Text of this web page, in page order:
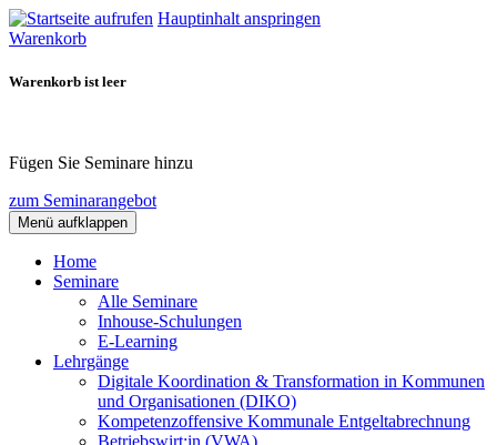
Hauptinhalt anspringen
Warenkorb
Warenkorb ist leer
Fügen Sie Seminare hinzu
zum Seminarangebot
Menü aufklappen
Home
Seminare
Alle Seminare
Inhouse-Schulungen
E-Learning
Lehrgänge
Digitale Koordination & Transformation in Kommunen
und Organisationen (DIKO)
Kompetenzoffensive Kommunale Entgeltabrechnung